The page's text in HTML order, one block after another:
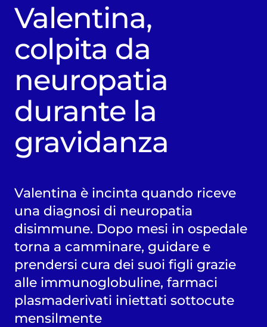
Valentina,
colpita da
neuropatia
durante la
gravidanza
Valentina è incinta quando riceve
una diagnosi di neuropatia
disimmune. Dopo mesi in ospedale
torna a camminare, guidare e
prendersi cura dei suoi figli grazie
alle immunoglobuline, farmaci
plasmaderivati iniettati sottocute
mensilmente